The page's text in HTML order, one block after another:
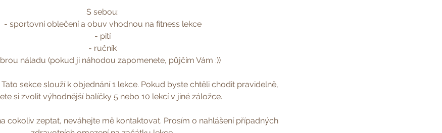
S sebou:
- sportovní oblečení a obuv vhodnou na fitness lekce
- pití
- ručník
náladu (pokud ji náhodou zapomenete, půjčím Vám :))
Tato sekce slouží k objednání 1 lekce. Pokud byste chtěli chodit pravidelně,
si zvolit výhodnější balíčky 5 nebo 10 lekcí v jiné záložce.
cokoliv zeptat, neváhejte mě kontaktovat. Prosím o nahlášení případných